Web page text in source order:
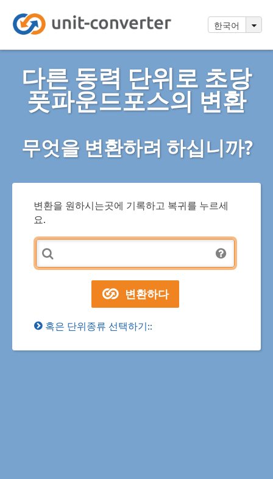
한국어
다른 동력 단위로 초당
풋파운드포스의 변환
무엇을 변환하려 하십니까?
변환을 원하시는곳에 기록하고 복귀를 누르세
요.
혹은 단위종류 선택하기::